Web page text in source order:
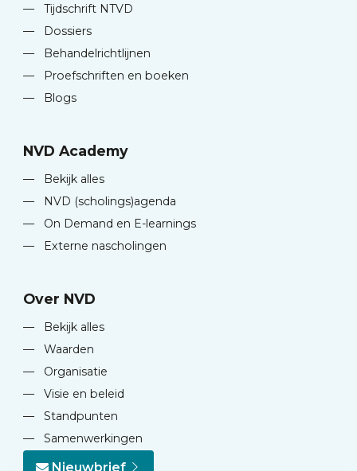
—
Tijdschrift NTVD
—
Dossiers
—
Behandelrichtlijnen
—
Proefschriften en boeken
—
Blogs
NVD Academy
—
Bekijk alles
—
NVD (scholings)agenda
—
On Demand en E-learnings
—
Externe nascholingen
Over NVD
—
Bekijk alles
—
Waarden
—
Organisatie
—
Visie en beleid
—
Standpunten
—
Samenwerkingen
Nieuwbrief